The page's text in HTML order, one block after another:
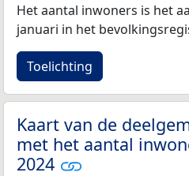
Het aantal inwoners is het
januari in het
Toelichting
Kaart van de
met het aantal
2024